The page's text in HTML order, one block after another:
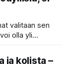
on
steroideilla.
valitaan sen
olla yli
kuun
ja kolista –